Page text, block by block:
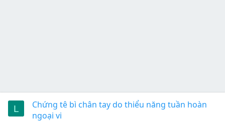
L
Chứng tê bì chân tay do thiểu năng tuần hoàn
ngoại vi